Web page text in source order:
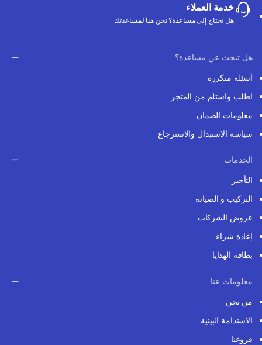
خدمة العملاء
هل تحتاج إلى مساعدة؟ نحن هنا لمساعدتك
هل تبحث عن مساعدة؟
أسئلة متكررة
اطلب واستلم من المتجر
معلومات الضمان
سياسة الاستبدال والاسترجاع
الخدمات
التأجير
التركيب و الصيانة
عروض الشركات
إعادة شراء
بطاقة الهدايا
معلومات عنا
من نحن
الاستدامة البيئية
فروعنا